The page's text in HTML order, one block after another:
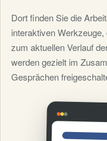
Dort finden Sie die
interaktiven
zum aktuellen Verlauf
werden gezielt im
Gesprächen